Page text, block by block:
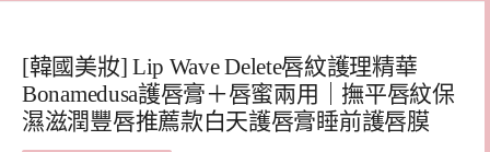
[韓國美妝] Lip Wave Delete唇紋護理精華
Bonamedusa護唇膏＋唇蜜兩用｜撫平唇紋保
濕滋潤豐唇推薦款白天護唇膏睡前護唇膜